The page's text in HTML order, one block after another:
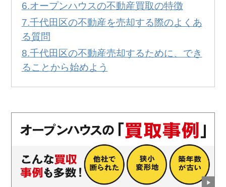
オープンハウスの不動産買取の特徴
千代田区の不動産を売却する際のよくあ
る質問
千代田区の不動産売却するために、でき
ることから始めよう